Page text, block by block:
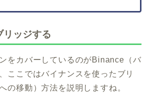
リッジする
をカバーしているのがBinance（バ
ここではバイナンスを使ったブリ
の移動）方法を説明しますね。